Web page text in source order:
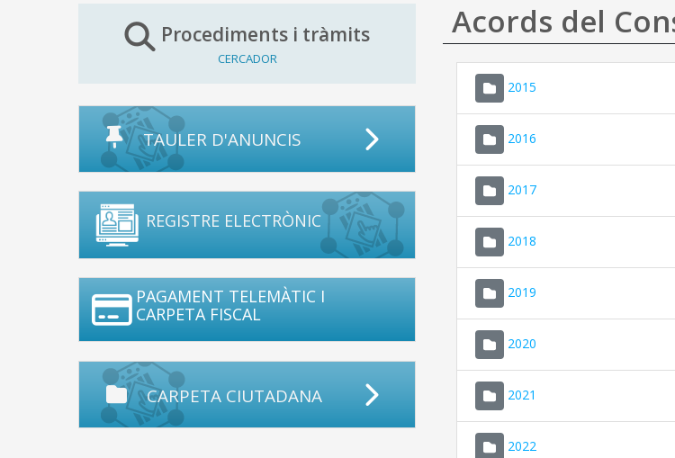
Procediments i tràmits
CERCADOR
TAULER D'ANUNCIS
REGISTRE ELECTRÒNIC
PAGAMENT TELEMÀTIC I
CARPETA FISCAL
CARPETA CIUTADANA
Acords del
2015
2016
2017
2018
2019
2020
2021
2022